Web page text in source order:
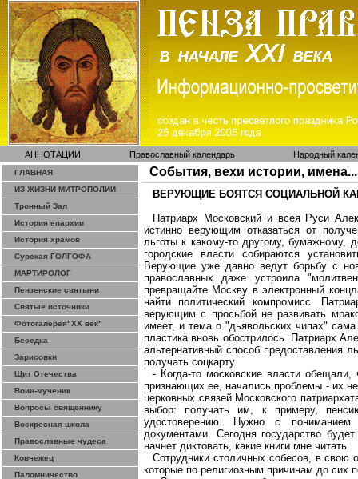
АННОТАЦИИ Православный календарь Народный
ГЛАВНАЯ
ИЗ ЖИЗНИ МИТРОПОЛИИ
Тронный Зал
История епархии
История храмов
Сурская ГОЛГОФА
МАРТИРОЛОГ
Пензенские святыни
Святые источники
Фотогалерея"ХХ век"
Беседка
Зарисовки
Щит Отечества
Воин-мученик
Вопросы священнику
Воскресная школа
Православные чудеса
Ковчежец
Паломничество
События, вехи истории, имена...
ВЕРУЮЩИЕ БОЯТСЯ СОЦИАЛЬНОЙ
Патриарх Московский и всея Руси
истинно верующим отказаться от
льготы к какому-то другому, бумажному,
городские власти собираются
Верующие уже давно ведут борьбу с
православных даже устроила
превращайте Москву в электронный
найти политический компромисс.
верующим с просьбой не развивать
имеет, и тема о "дьявольских чипах"
пластика вновь обострилось. Патриарх
альтернативный способ предоставления
получать соцкарту.
- Когда-то московские власти
признающих ее, начались проблемы - их
церковных связей Московского
выбор: получать им, к примеру,
удостоверению. Нужно с пониманием
документами. Сегодня государство
начнет диктовать, какие книги мне читать.
Сотрудники столичных собесов, в свою
которые по религиозным причинам до сих